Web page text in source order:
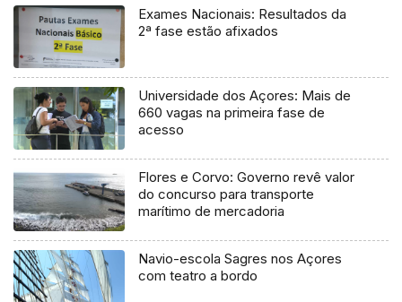
Exames Nacionais: Resultados da
2ª fase estão afixados
Universidade dos Açores: Mais de
660 vagas na primeira fase de
acesso
Flores e Corvo: Governo revê valor
do concurso para transporte
marítimo de mercadoria
Navio-escola Sagres nos Açores
com teatro a bordo